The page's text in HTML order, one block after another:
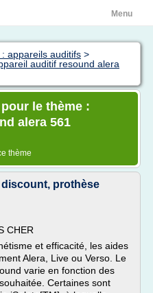
Menu
appareils auditifs >
auditif resound alera
le thème :
alera 561
thème
prothèse
CHER
et efficacité, les aides
Alera, Live ou Verso. Le
varie en fonction des
Certaines sont